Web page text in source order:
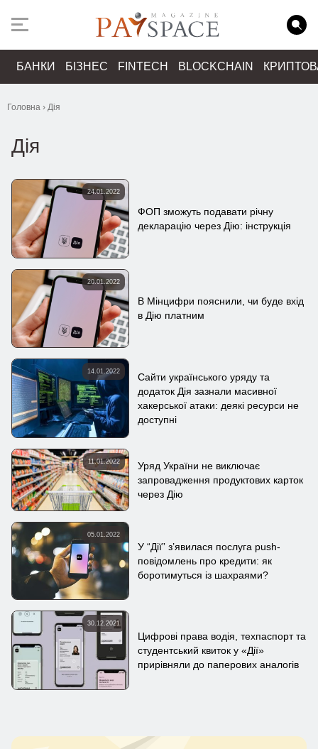
БАНКИ БІЗНЕС FINTECH BLOCKCHAIN
Головна › Дія
Дія
24.01.2022
ФОП зможуть подавати річну
декларацію через Дію: інструкція
20.01.2022
В Мінцифри пояснили, чи буде вхід
в Дію платним
14.01.2022
Сайти українського уряду та
додаток Дія зазнали масивної
хакерської атаки: деякі ресурси не
доступні
11.01.2022
Уряд України не виключає
запровадження продуктових карток
через Дію
05.01.2022
У “Дії” з’явилася послуга push-
повідомлень про кредити: як
боротимуться із шахраями?
30.12.2021
Цифрові права водія, техпаспорт та
студентський квиток у «Дії»
прирівняли до паперових аналогів